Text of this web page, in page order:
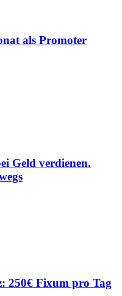
als Promoter
Geld verdienen.
250€ Fixum pro Tag